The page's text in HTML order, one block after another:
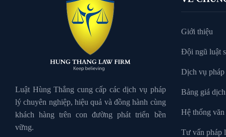
Luật Hùng Thắng cung cấp các dịch vụ pháp
lý chuyên nghiệp, hiệu quả và đồng hành cùng
khách hàng trên con đường phát triển bền
vững.
Giới thiệu
Đội ngũ luật
Dịch vụ
Bảng giá
Hệ thống văn
Tư vấn pháp